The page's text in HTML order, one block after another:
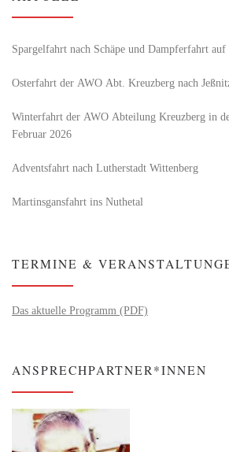
Spargelfahrt nach Schäpe und Dampferfahrt auf
Osterfahrt der AWO Abt. Kreuzberg nach
Winterfahrt der AWO Abteilung Kreuzberg in
Februar 2026
Adventsfahrt nach Lutherstadt Wittenberg
Martinsgansfahrt ins Nuthetal
TERMINE &
Das aktuelle Programm (PDF)
ANSPRECHPARTNER*INNEN